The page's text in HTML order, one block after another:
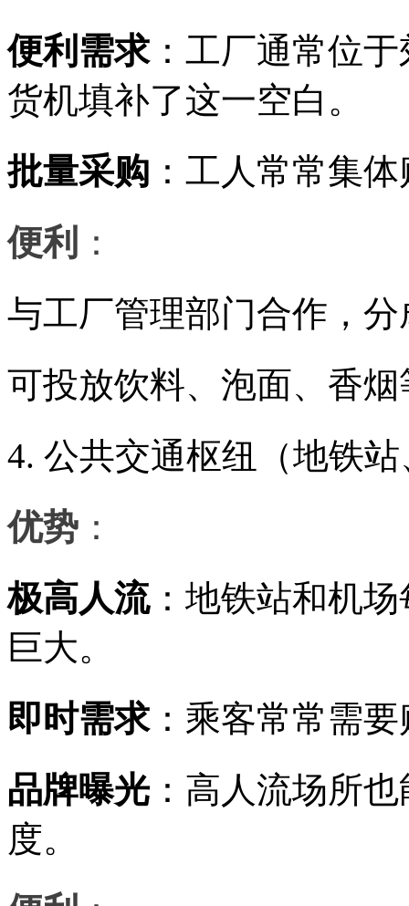
便利需求：工厂通常位
货机填补了这一空白。
批量采购 ：工人常常集
便利
：
与工厂管理部门合作，
可投放饮料、泡面、香
4. 公共交通枢纽（地铁
优势 ：
极高人流：地铁站和机
巨大。
即时需求：乘客常常需
品牌曝光 ：高人流场所
度。